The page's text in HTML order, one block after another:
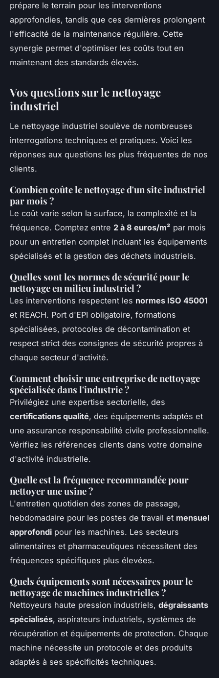
prépare le terrain pour les interventions
approfondies, tandis que ces dernières prolongent
l'efficacité de la maintenance régulière. Cette
synergie permet d'optimiser les coûts tout en
maintenant des standards élevés.
Vos questions sur le nettoyage
industriel
Le nettoyage industriel soulève de nombreuses
interrogations techniques et pratiques. Voici les
réponses aux questions les plus fréquentes de nos
clients.
Combien coûte le nettoyage d'un site industriel
par mois ?
Le coût varie selon la surface, la complexité et la
fréquence. Comptez entre 2 à 8 euros/m² par mois
pour un entretien complet incluant les équipements
spécialisés et la gestion des déchets industriels.
Quelles sont les normes de sécurité pour le
nettoyage en milieu industriel ?
Les interventions respectent les normes ISO 45001
et REACH. Port d'EPI obligatoire, formations
spécialisées, protocoles de décontamination et
respect strict des consignes de sécurité propres à
chaque secteur d'activité.
Comment choisir une entreprise de nettoyage
spécialisée dans l'industrie ?
Privilégiez une expertise sectorielle, des
certifications qualité, des équipements adaptés et
une assurance responsabilité civile professionnelle.
Vérifiez les références clients dans votre domaine
d'activité industrielle.
Quelle est la fréquence recommandée pour
nettoyer une usine ?
L'entretien quotidien des zones de passage,
hebdomadaire pour les postes de travail et mensuel
approfondi pour les machines. Les secteurs
alimentaires et pharmaceutiques nécessitent des
fréquences spécifiques plus élevées.
Quels équipements sont nécessaires pour le
nettoyage de machines industrielles ?
Nettoyeurs haute pression industriels, dégraissants
spécialisés, aspirateurs industriels, systèmes de
récupération et équipements de protection. Chaque
machine nécessite un protocole et des produits
adaptés à ses spécificités techniques.